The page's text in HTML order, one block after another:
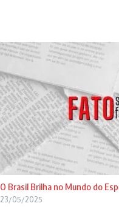
O Brasil Brilha no Mundo do
23/05/2025